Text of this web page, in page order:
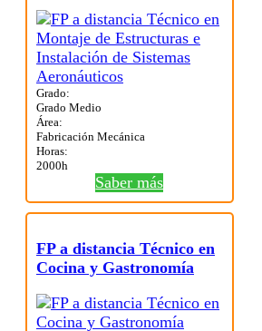
Grado:
Grado Medio
Área:
Fabricación Mecánica
Horas:
2000h
Saber más
FP a distancia Técnico en
Cocina y Gastronomía